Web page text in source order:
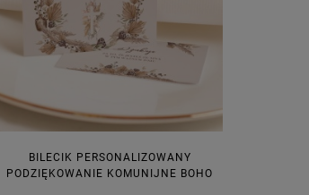
BILECIK PERSONALIZOWANY
PODZIĘKOWANIE KOMUNIJNE BOHO